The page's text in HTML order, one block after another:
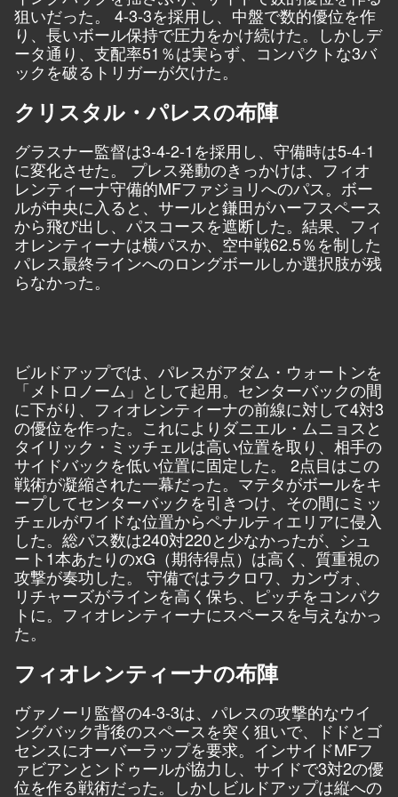
狙いだった。 4-3-3を採用し、中盤で数的優位を作
り、長いボール保持で圧力をかけ続けた。しかしデ
ータ通り、支配率51％は実らず、コンパクトな3バ
ックを破るトリガーが欠けた。
クリスタル・パレスの布陣
グラスナー監督は3-4-2-1を採用し、守備時は5-4-1
に変化させた。 プレス発動のきっかけは、フィオ
レンティーナ守備的MFファジョリへのパス。ボー
ルが中央に入ると、サールと鎌田がハーフスペース
から飛び出し、パスコースを遮断した。結果、フィ
オレンティーナは横パスか、空中戦62.5％を制した
パレス最終ラインへのロングボールしか選択肢が残
らなかった。
ビルドアップでは、パレスがアダム・ウォートンを
「メトロノーム」として起用。センターバックの間
に下がり、フィオレンティーナの前線に対して4対3
の優位を作った。これによりダニエル・ムニョスと
タイリック・ミッチェルは高い位置を取り、相手の
サイドバックを低い位置に固定した。 2点目はこの
戦術が凝縮された一幕だった。マテタがボールをキ
ープしてセンターバックを引きつけ、その間にミッ
チェルがワイドな位置からペナルティエリアに侵入
した。総パス数は240対220と少なかったが、シュ
ート1本あたりのxG（期待得点）は高く、質重視の
攻撃が奏功した。 守備ではラクロワ、カンヴォ、
リチャーズがラインを高く保ち、ピッチをコンパク
トに。フィオレンティーナにスペースを与えなかっ
た。
フィオレンティーナの布陣
ヴァノーリ監督の4-3-3は、パレスの攻撃的なウイ
ングバック背後のスペースを突く狙いで、ドドとゴ
センスにオーバーラップを要求。インサイドMFフ
ァビアンとンドゥールが協力し、サイドで3対2の優
位を作る戦術だった。しかしビルドアップは縦への